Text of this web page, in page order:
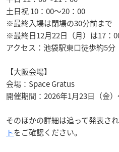
土日祝 10：00～20：00
※最終入場は閉場の30分前まで
※最終日12月22日（月）は17：
アクセス：池袋駅東口徒歩約5分
【大阪会場】
会場：Space Gratus
開催期間：2026年1月23日（金）
そのほかの詳細は追って発表さ
トをご確認ください。